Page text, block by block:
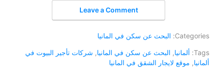
Leave a Comment
Categories: البحث عن سكن في المانيا
Tags: ألمانيا, البحث عن سكن في المانيا, شركات تأجير البيوت في
ألمانيا, موقع لايجار الشقق في المانيا